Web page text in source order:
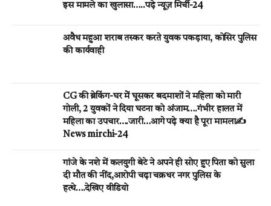
इस मामले का खुलासा…..पढ़े न्यूज़ मिर्ची-24
अवैध महुआ शराब तस्कर करते युवक पकड़ाया, कोसिर पुलिस
की कार्यवाही
CG की ब्रेकिंग-घर मेें घूसकर बदमाशों ने महिला को मारी
गोली, 2 युवकों ने दिया घटना को अंजाम….गंभीर हालत में
महिला का उपचार….जारी…आगे पढ़े क्या है पूरा मामला✍️
News mirchi-24
गांजे के नशे में कलयुगी बेटे ने अपने ही सोए हुए पिता को सुला
दी मौत की नींद,आरोपी चढ़ा चक्रधर नगर पुलिस के
हत्थे….देखिए वीडियो